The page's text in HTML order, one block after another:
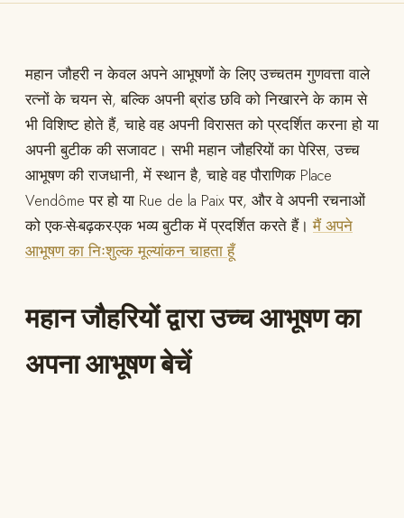
महान जौहरी न केवल अपने आभूषणों के लिए उच्चतम गुणवत्ता वाले
रत्नों के चयन से, बल्कि अपनी ब्रांड छवि को निखारने के काम से
भी विशिष्ट होते हैं, चाहे वह अपनी विरासत को प्रदर्शित करना हो या
अपनी बुटीक की सजावट। सभी महान जौहरियों का पेरिस, उच्च
आभूषण की राजधानी, में स्थान है, चाहे वह पौराणिक Place
Vendôme पर हो या Rue de la Paix पर, और वे अपनी रचनाओं
को एक-से-बढ़कर-एक भव्य बुटीक में प्रदर्शित करते हैं।मैं अपने
आभूषण का निःशुल्क मूल्यांकन चाहता हूँ
महान जौहरियों द्वारा उच्च आभूषण का
अपना आभूषण बेचें